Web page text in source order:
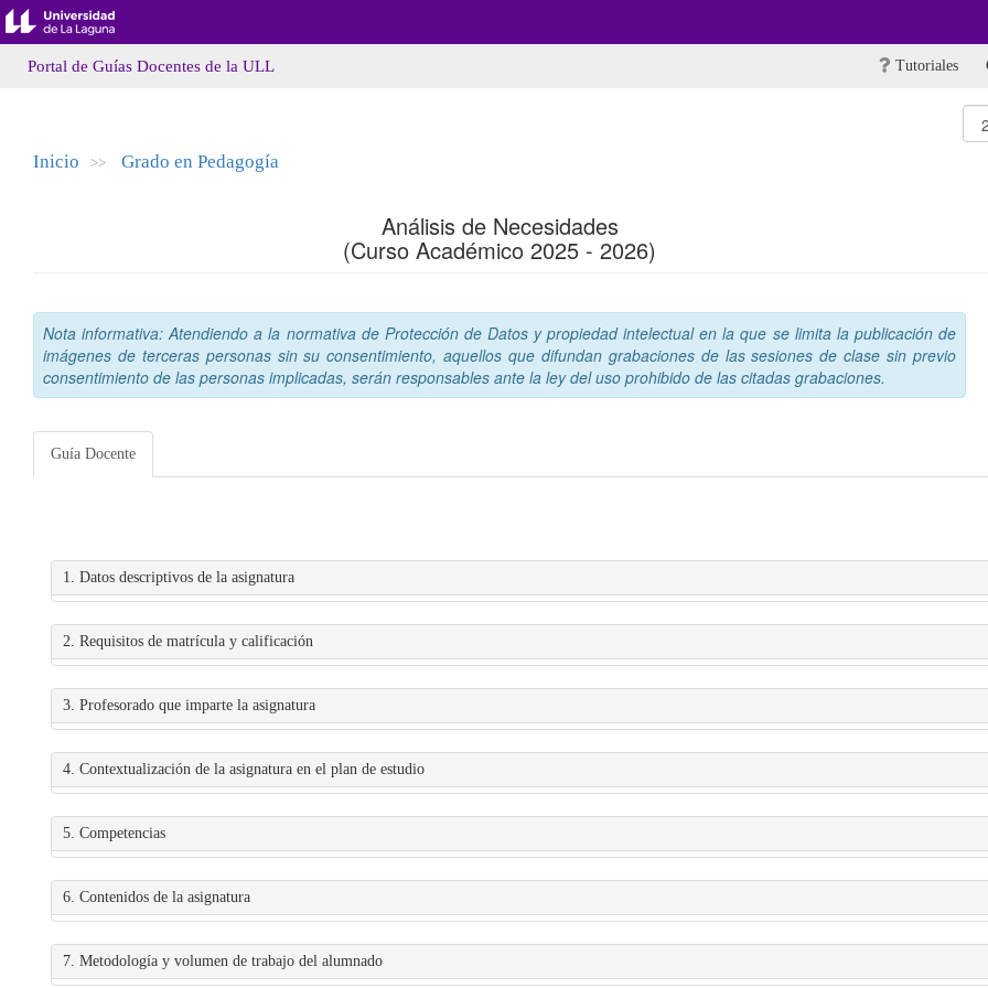
Portal de Guías Docentes de la ULL Tutoriales
Inicio >> Grado en Pedagogía
Análisis de Necesidades
(Curso Académico 2025 - 2026)
Nota informativa: Atendiendo a la normativa de Protección de Datos y propiedad intelectual en la que se limita la publicación de
imágenes de terceras personas sin su consentimiento, aquellos que difundan grabaciones de las sesiones de clase sin previo
consentimiento de las personas implicadas, serán responsables ante la ley del uso prohibido de las citadas grabaciones.
Guía Docente
1. Datos descriptivos de la asignatura
2. Requisitos de matrícula y calificación
3. Profesorado que imparte la asignatura
4. Contextualización de la asignatura en el plan de estudio
5. Competencias
6. Contenidos de la asignatura
7. Metodología y volumen de trabajo del alumnado